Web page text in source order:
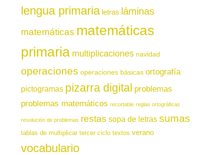
lengua primaria letras láminas
matemáticas matemáticas
primaria multiplicaciones navidad
operaciones operaciones básicas ortografía
pictogramas pizarra digital problemas
problemas matemáticos recortable reglas ortográficas
resolución de problemas restas sopa de letras sumas
tablas de multiplicar tercer ciclo textos verano
vocabulario